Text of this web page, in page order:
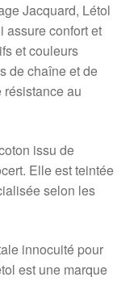
Jacquard, Létol
assure confort et
et couleurs
de chaîne et de
résistance au
issu de
Elle est teintée
selon les
innocuité pour
est une marque